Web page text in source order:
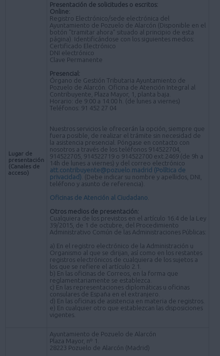
Lugar de
presentación
(Canales de
acceso)
Presentación de solicitudes o escritos:
Online:
Registro Electrónico/sede electrónica del
Ayuntamiento de Pozuelo de Alarcón (Disponible en el
botón "tramitar ahora" situado al principio de esta
página). Identificándose con los siguientes medios:
Certificado Electrónico
DNI electrónico
Clave Permanente
Presencial:
Órgano de Gestión Tributaria Ayuntamiento de
Pozuelo de Alarcón. Oficina de Atención Integral al
Contribuyente, Plaza Mayor, 1, planta baja.
Horario: de 9:00 a 14:00 h. (de lunes a viernes)
Teléfonos: 91 452 27 04
Nuestros servicios le ofrecerán la opción, siempre que
fuera posible, de realizar el trámite sin necesidad de
la asistencia presencial. Póngase en contacto con
nosotros a través de los teléfonos 914522704,
914522705, 914522719 o 914522700 ext.2469 (de 9h a
14h de lunes a viernes) y del correo electrónico
att.contribuyente@pozuelo.madrid (Política de
privacidad) . (Debe indicar su nombre y apellidos, DNI,
teléfono y asunto de referencia).
Oficinas de Atención al Ciudadano
Otros medios de presentación:
Cualquiera de los previstos en el artículo 16.4 de la Ley
39/2015, de 1 de octubre, del Procedimiento
Administrativo Común de las Administraciones Públicas:
a) En el registro electrónico de la Administración u
Organismo al que se dirijan, así como en los restantes
registros electrónicos de cualquiera de los sujetos a
los que se refiere el artículo 2.1.
b) En las oficinas de Correos, en la forma que
reglamentariamente se establezca.
c) En las representaciones diplomáticas u oficinas
consulares de España en el extranjero.
d) En las oficinas de asistencia en materia de registros.
e) En cualquier otro que establezcan las disposiciones
vigentes.
Ayuntamiento de Pozuelo de Alarcón
Plaza Mayor, nº 1.
28223 Pozuelo de Alarcón (Madrid)